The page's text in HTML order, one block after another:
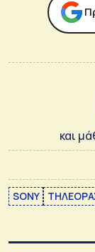
και
SONY